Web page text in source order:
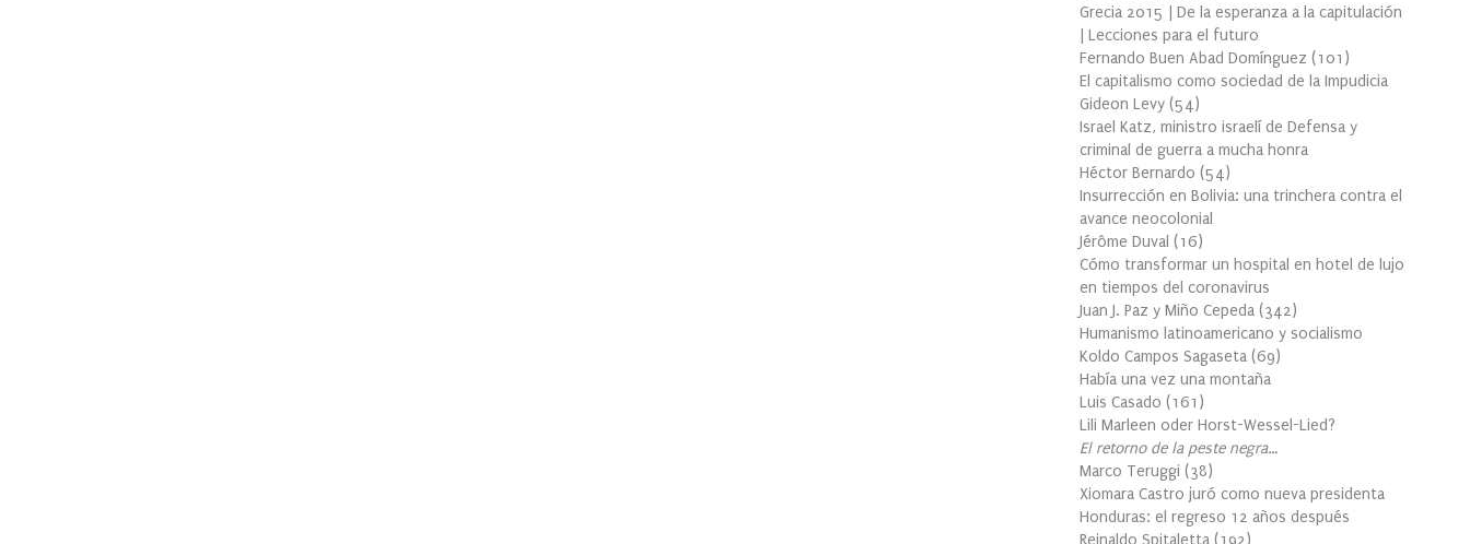
Grecia 2015 | De la esperanza a la capitulación
| Lecciones para el futuro
Fernando Buen Abad Domínguez (101 )
El capitalismo como sociedad de la Impudicia
Gideon Levy (54)
Israel Katz, ministro israelí de Defensa y
criminal de guerra a mucha honra
Héctor Bernardo (54)
Insurrección en Bolivia: una trinchera contra el
avance neocolonial
Jérôme Duval (16)
Cómo transformar un hospital en hotel de lujo
en tiempos del coronavirus
Juan J. Paz y Miño Cepeda (342)
Humanismo latinoamericano y socialismo
Koldo Campos Sagaseta (69)
Había una vez una montaña
Luis Casado (161 )
Lili Marleen oder Horst-Wessel-Lied?
El retorno de la peste negra…
Marco Teruggi (38)
Xiomara Castro juró como nueva presidenta
Honduras: el regreso 12 años después